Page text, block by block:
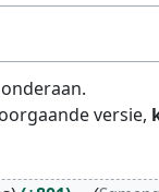
versie,